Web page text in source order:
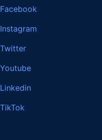
Facebook
Instagram
Twitter
Youtube
Linkedin
TikTok